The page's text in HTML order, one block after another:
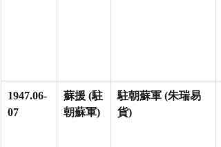
1947.06-
07
蘇援 (駐
朝蘇軍)
駐朝蘇軍 (朱瑞易
貨)